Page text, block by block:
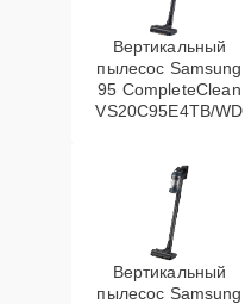
Вертикальный
пылесос Samsung
95 CompleteClean
VS20C95E4TB/WD
Вертикальный
пылесос Samsung